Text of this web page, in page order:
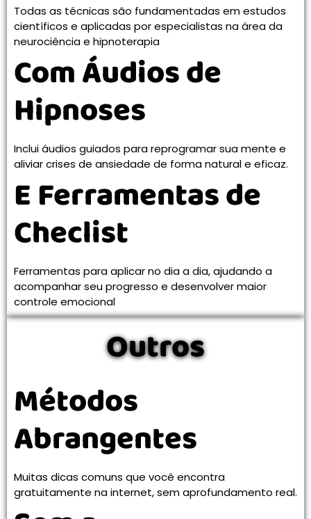
Todas as técnicas são fundamentadas em estudos
científicos e aplicadas por especialistas na área da
neurociência e hipnoterapia
Com Áudios de
Hipnoses
Inclui áudios guiados para reprogramar sua mente e
aliviar crises de ansiedade de forma natural e eficaz.
E Ferramentas de
Checlist
Ferramentas para aplicar no dia a dia, ajudando a
acompanhar seu progresso e desenvolver maior
controle emocional
Outros
Métodos
Abrangentes
Muitas dicas comuns que você encontra
gratuitamente na internet, sem aprofundamento real.